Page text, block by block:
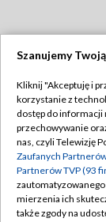
Abonament
Emisja w TVP
Centrum
Naziemna
Szanujemy
Kliknij "Akceptuję i
korzystanie z
dostęp do informacji
przechowywanie
nas, czyli Telewizję
Zaufanych
Partnerów TVP (93
mierzenia ich
także zgody na